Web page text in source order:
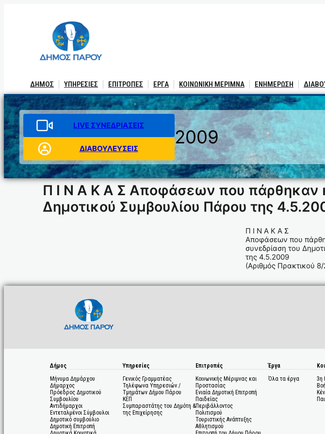
ΔΗΜΟΣ ΥΠΗΡΕΣΙΕΣ ΕΠΙΤΡΟΠΕΣ ΕΡΓΑ ΚΟΙΝΩΝΙΚΗ ΜΕΡΙΜΝΑ ΕΝΗΜΕΡΩΣΗ
LIVE ΣΥΝΕΔΡΙΑΣΕΙΣ
ΔΙΑΒΟΥΛΕΥΣΕΙΣ
2009
Π Ι Ν Α Κ Α Σ Αποφάσεων που πάρθηκαν
Δημοτικού Συμβουλίου Πάρου της
Π Ι Ν Α Κ Α Σ
Αποφάσεων που
συνεδρίαση του
της 4.5.2009
(Αριθμός Πρακτικού
Δήμος
Μήνυμα Δημάρχου
Δήμαρχος
Πρόεδρος Δημοτικού
Συμβουλίου
Αντιδήμαρχοι
Εντεταλμένοι Σύμβουλοι
Δημοτικό συμβούλιο
Δημοτική Επιτροπή
Υπηρεσίες
Γενικός Γραμματέας
Τηλέφωνα Υπηρεσιών /
Τμημάτων Δήμου Πάρου
ΚΕΠ
Συμπαραστάτης του Δημότη &
της Επιχείρησης
Επιτροπές
Κοινωνικής Μέριμνας και
Προστασίας
Ενιαία Δημοτική Επιτροπή
Παιδείας
Περιβάλλοντος
Πολιτισμού
Τουριστικής Ανάπτυξης
Αθλητισμού
Έργα
Όλα τα έργα
3η